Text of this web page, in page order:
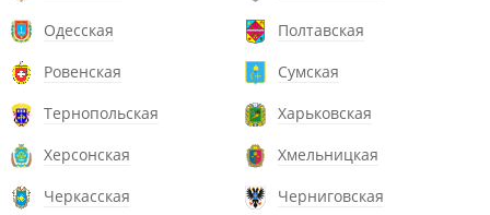
Одесская
Полтавская
Ровенская
Сумская
Тернопольская
Харьковская
Херсонская
Хмельницкая
Черкасская
Черниговская